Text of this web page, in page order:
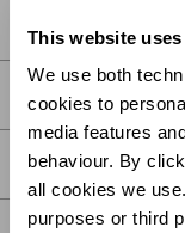
This website
We use both
cookies to
media features
behaviour. By
all cookies we
purposes or third
DÉTAIL
SOIN